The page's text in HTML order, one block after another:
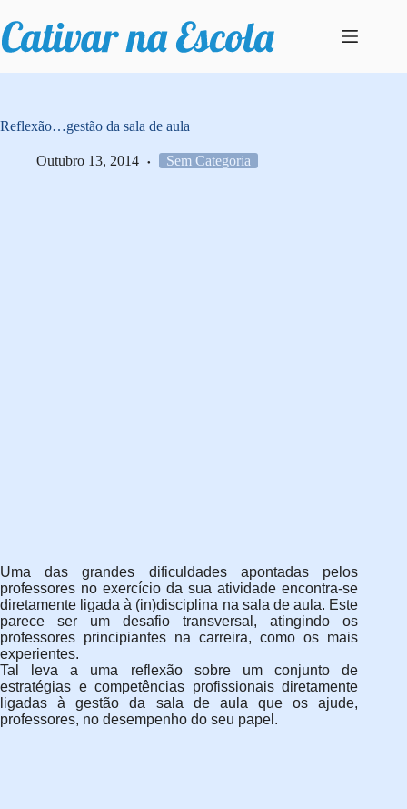
para
o
conteúdo
Reflexão…gestão da sala de aula
Outubro 13, 2014 Sem Categoria
Uma das grandes dificuldades apontadas pelos
professores no exercício da sua atividade encontra-se
diretamente ligada à (in)disciplina na sala de aula. Este
parece ser um desafio transversal, atingindo os
professores principiantes na carreira, como os mais
experientes.
Tal leva a uma reflexão sobre um conjunto de
estratégias e competências profissionais diretamente
ligadas à gestão da sala de aula que os ajude,
professores, no desempenho do seu papel.